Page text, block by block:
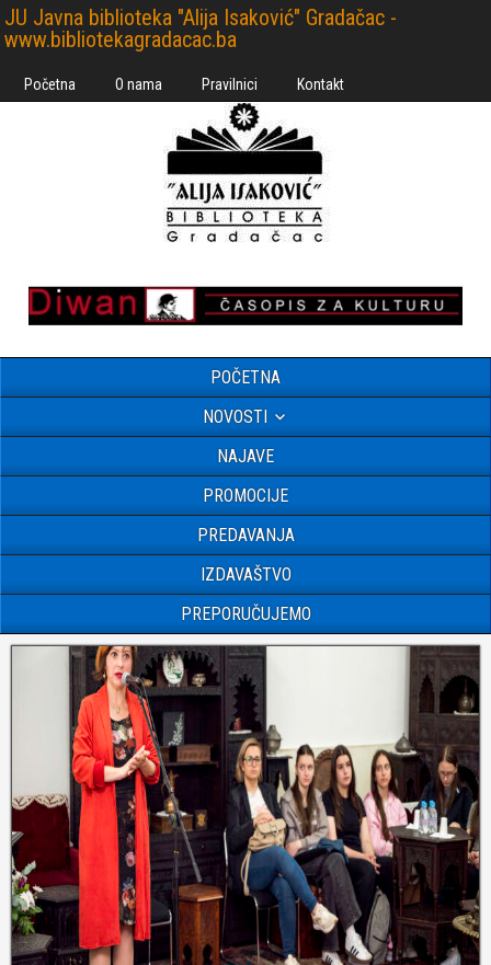
JU Javna biblioteka "Alija Isaković" Gradačac -
www.bibliotekagradacac.ba
Početna O nama Pravilnici Kontakt
POČETNA
NOVOSTI
NAJAVE
PROMOCIJE
PREDAVANJA
IZDAVAŠTVO
PREPORUČUJEMO